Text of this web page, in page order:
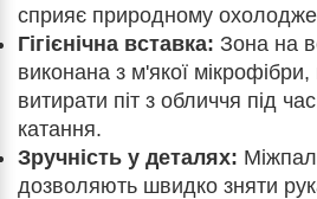
сприяє природному
Гігієнічна вставка: Зона на
виконана з м'якої
витирати піт з обличчя під
катання.
Зручність у деталях:
дозволяють швидко зняти